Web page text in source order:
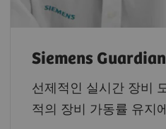
Siemens
선제적인 실시간 장비
적의 장비 가동률 유지